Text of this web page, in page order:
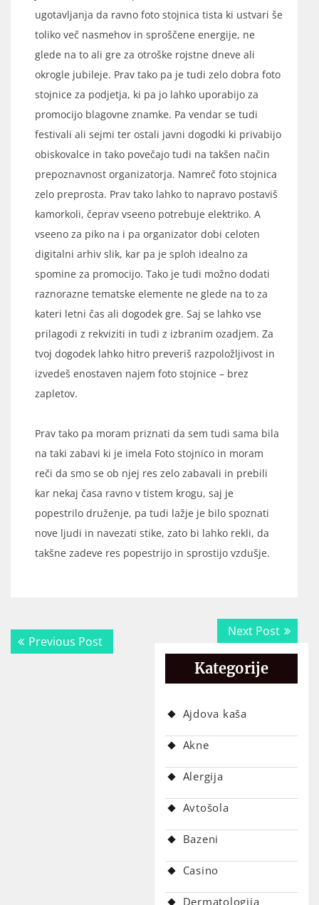
ugotavljanja da ravno foto stojnica tista ki ustvari še
toliko več nasmehov in sproščene energije, ne
glede na to ali gre za otroške rojstne dneve ali
okrogle jubileje. Prav tako pa je tudi zelo dobra foto
stojnice za podjetja, ki pa jo lahko uporabijo za
promocijo blagovne znamke. Pa vendar se tudi
festivali ali sejmi ter ostali javni dogodki ki privabijo
obiskovalce in tako povečajo tudi na takšen način
prepoznavnost organizatorja. Namreč foto stojnica
zelo preprosta. Prav tako lahko to napravo postaviš
kamorkoli, čeprav vseeno potrebuje elektriko. A
vseeno za piko na i pa organizator dobi celoten
digitalni arhiv slik, kar pa je sploh idealno za
spomine za promocijo. Tako je tudi možno dodati
raznorazne tematske elemente ne glede na to za
kateri letni čas ali dogodek gre. Saj se lahko vse
prilagodi z rekviziti in tudi z izbranim ozadjem. Za
tvoj dogodek lahko hitro preveriš razpoložljivost in
izvedeš enostaven najem foto stojnice – brez
zapletov.
Prav tako pa moram priznati da sem tudi sama bila
na taki zabavi ki je imela Foto stojnico in moram
reči da smo se ob njej res zelo zabavali in prebili
kar nekaj časa ravno v tistem krogu, saj je
popestrilo druženje, pa tudi lažje je bilo spoznati
nove ljudi in navezati stike, zato bi lahko rekli, da
takšne zadeve res popestrijo in sprostijo vzdušje.
Navigacija
prispevka
Previous PostPrevious
post:
Next PostNext
post:
Kategorije
Ajdova kaša
Akne
Alergija
Avtošola
Bazeni
Casino
Dermatologija